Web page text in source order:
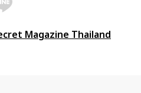
Magazine Thailand